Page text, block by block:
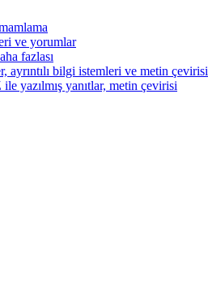
ve yorumlar
fazlası
bilgi istemleri ve metin çevirisi
yazılmış yanıtlar, metin çevirisi